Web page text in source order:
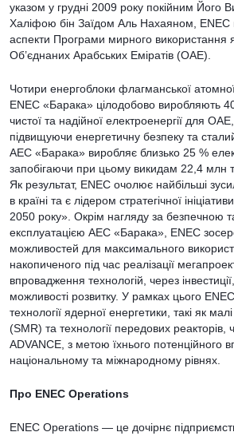
указом у грудні 2009 року покійним Його
Халіфою бін Заїдом Аль Нахаяном, ENEC
аспекти Програми мирного використання
Об’єднаних Арабських Еміратів (ОАЕ).
Чотири енергоблоки флагманської
ENEC «Барака» цілодобово виробляють
чистої та надійної електроенергії для
підвищуючи енергетичну безпеку та
АЕС «Барака» виробляє близько 25 %
запобігаючи при цьому викидам 22,4 млн
Як результат, ENEC очолює найбільші
в країні та є лідером стратегічної
2050 року». Окрім нагляду за безпечною
експлуатацією АЕС «Барака», ENEC
можливостей для максимального
накопиченого під час реалізації
впровадження технологій, через
можливості розвитку. У рамках цього
технології ядерної енергетики, такі як
(SMR) та технології передових
ADVANCE, з метою їхнього потенційного
національному та міжнародному рівнях.
Про ENEC Operations
ENEC Operations — це дочірнє